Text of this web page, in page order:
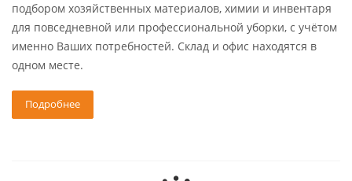
подбором хозяйственных материалов, химии и инвентаря
для повседневной или профессиональной уборки, с учётом
именно Ваших потребностей. Склад и офис находятся в
одном месте.
Подробнее